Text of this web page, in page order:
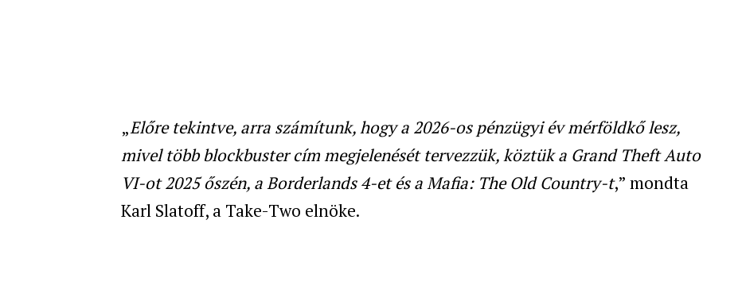
„Előre tekintve, arra számítunk, hogy a 2026-os pénzügyi év mérföldkő lesz,
mivel több blockbuster cím megjelenését tervezzük, köztük a Grand Theft Auto
VI-ot 2025 őszén, a Borderlands 4-et és a Mafia: The Old Country-t,” mondta
Karl Slatoff, a Take-Two elnöke.